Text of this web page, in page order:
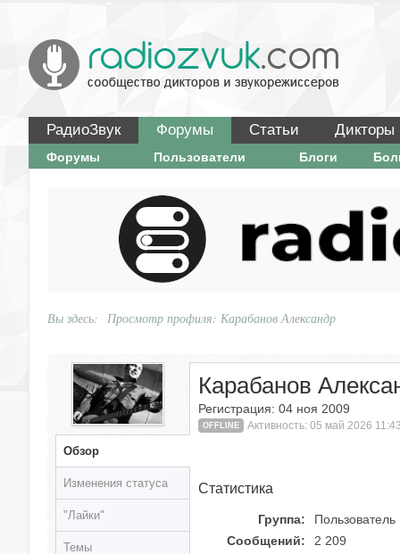
РадиоЗвук Форумы Статьи Дикторы
Форумы Пользователи Блоги
Вы здесь: Просмотр профиля: Карабанов Александр
Обзор
Изменения статуса
"Лайки"
Темы
Карабанов
Регистрация: 04 ноя 2009
OFFLINE Активность: 05 май 2026
Статистика
Группа:
Пользователь
Сообщений:
2 209